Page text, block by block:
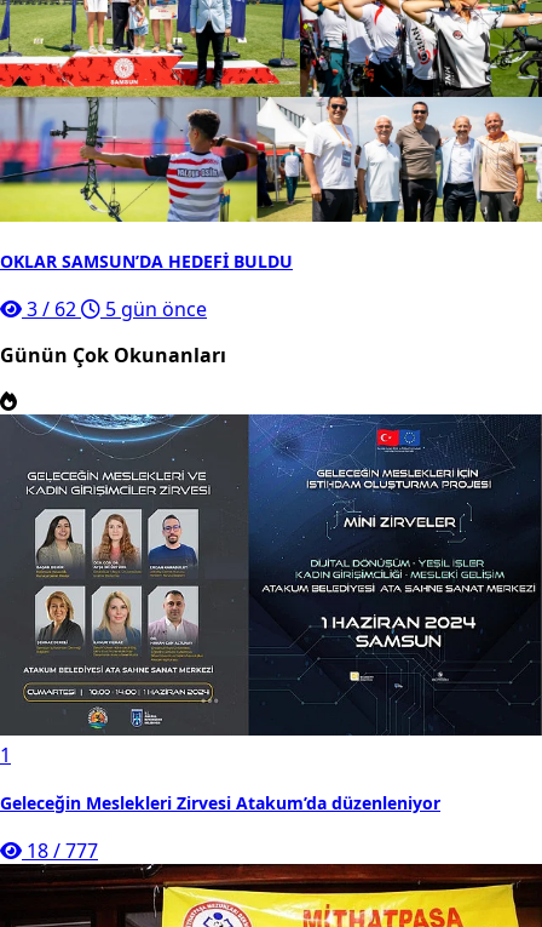
OKLAR SAMSUN’DA HEDEFİ BULDU
3/ 62
5 gün önce
Günün Çok Okunanları
1
Geleceğin Meslekleri Zirvesi Atakum’da düzenleniyor
18/777